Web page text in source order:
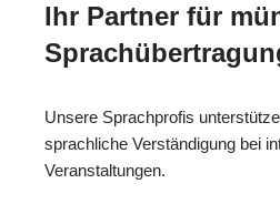
Ihr Partner für
Unsere Sprachprofis
sprachliche Verständigung bei
Veranstaltungen.